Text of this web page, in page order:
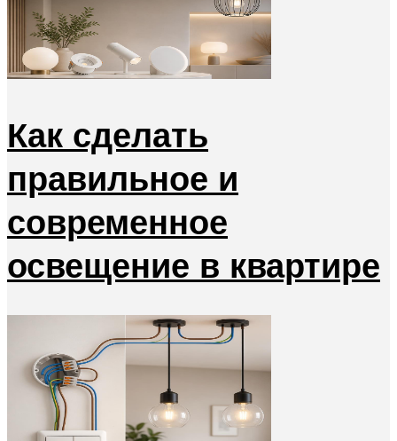
Как сделать
правильное и
современное
освещение в квартире